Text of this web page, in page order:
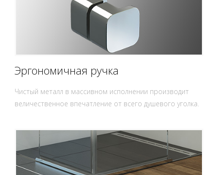
Эргономичная ручка
Чистый металл в массивном исполнении производит
величественное впечатление от всего душевого уголка.